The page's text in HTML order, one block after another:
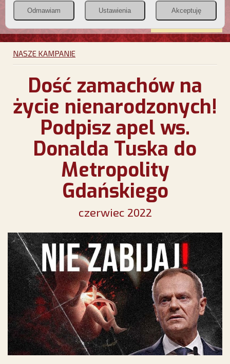
POZNAJ APOSTOLAT FATIMY WESPRZYJ
NAS
NASZE KAMPANIE
Dość zamachów na
życie nienarodzonych!
Podpisz apel ws.
Donalda Tuska do
Metropolity
Gdańskiego
czerwiec 2022
Odmawiam Ustawienia Akceptuję